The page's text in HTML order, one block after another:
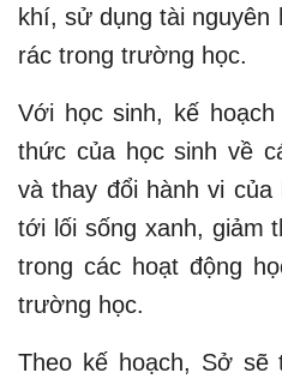
khí, sử dụng tài nguyên
rác trong trường học.
Với học sinh, kế
thức của học sinh về
và thay đổi hành vi
tới lối sống xanh, giảm
trong các hoạt động
trường học.
Theo kế hoạch, Sở sẽ